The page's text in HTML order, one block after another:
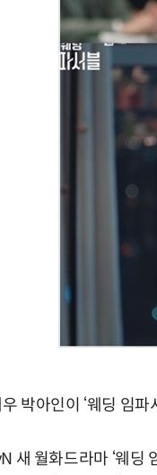
박아인이 ‘웨딩 임
새 월화드라마 ‘웨딩